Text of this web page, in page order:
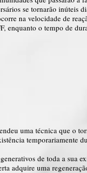
se tornarão
na velocidade de
enquanto o tempo de
uma técnica que o
temporariamente
de toda a sua
adquire uma